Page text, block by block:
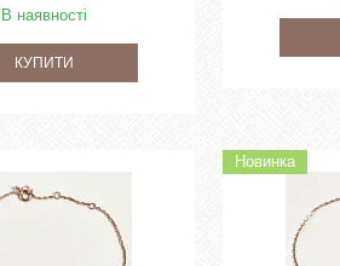
В наявності
КУПИТИ
Новинка